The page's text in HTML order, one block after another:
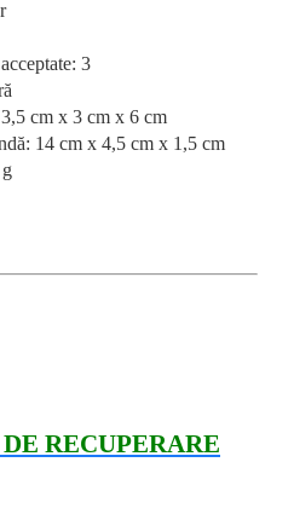
3
cm x 3 cm x 6 cm
14 cm x 4,5 cm x 1,5 cm
RECUPERARE